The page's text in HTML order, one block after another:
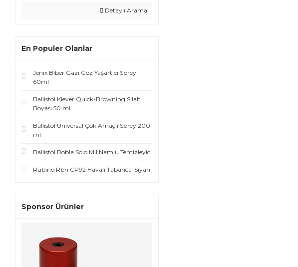
Detaylı Arama
En Populer Olanlar
Jenix Biber Gazı Göz Yaşartıcı Sprey
60ml
Ballistol Klever Quick-Browning Silah
Boyası 50 ml
Ballistol Universal Çok Amaçlı Sprey 200
ml
Ballistol Robla Solo Mıl Namlu Temizleyici
Rubino Rbn CP92 Havalı Tabanca-Siyah
Sponsor Ürünler